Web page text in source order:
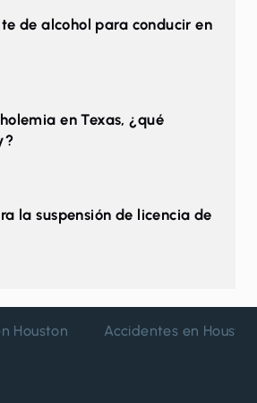
de alcohol para conducir en
en Texas, ¿qué
la suspensión de licencia de
Houston Accidentes en Houston